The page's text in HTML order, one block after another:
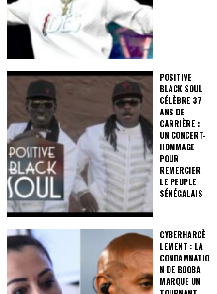
POSITIVE
BLACK SOUL
CÉLÈBRE 37
ANS DE
CARRIÈRE :
UN CONCERT-
HOMMAGE
POUR
REMERCIER
LE PEUPLE
SÉNÉGALAIS
CYBERHARCÈ
LEMENT : LA
CONDAMNATIO
N DE BOOBA
MARQUE UN